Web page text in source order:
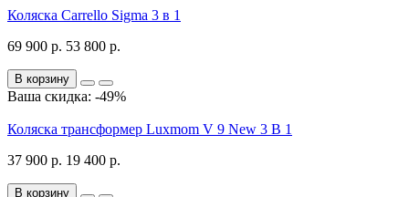
Коляска Carrello Sigma 3 в 1
69 900 р. 53 800 р.
В корзину
Ваша скидка: -49%
Коляска трансформер Luxmom V 9 New 3 В 1
37 900 р. 19 400 р.
В корзину